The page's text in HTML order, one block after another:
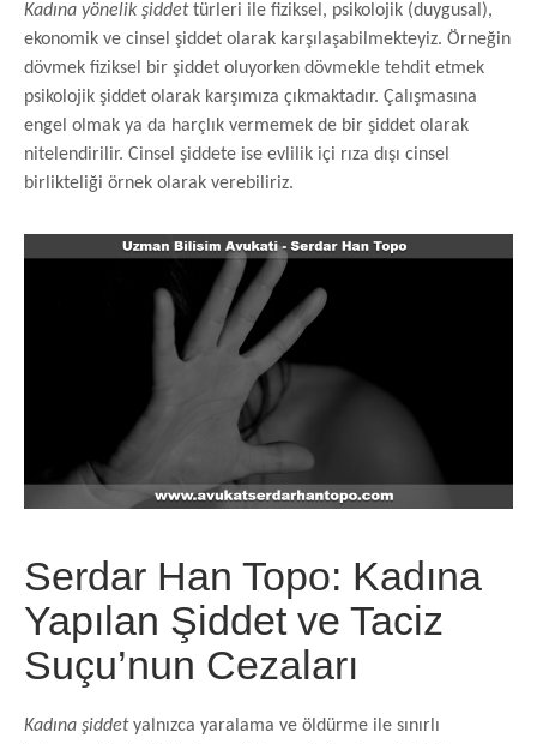
Kadına yönelik şiddettürleri ile fiziksel, psikolojik (duygusal),
ekonomik ve cinsel şiddet olarak karşılaşabilmekteyiz. Örneğin
dövmek fiziksel bir şiddet oluyorken dövmekle tehdit etmek
psikolojik şiddet olarak karşımıza çıkmaktadır. Çalışmasına
engel olmak ya da harçlık vermemek de bir şiddet olarak
nitelendirilir. Cinsel şiddete ise evlilik içi rıza dışı cinsel
birlikteliği örnek olarak verebiliriz.
Serdar Han Topo: Kadına
Yapılan Şiddet ve Taciz
Suçu’nun Cezaları
Kadına şiddetyalnızca yaralama ve öldürme ile sınırlı